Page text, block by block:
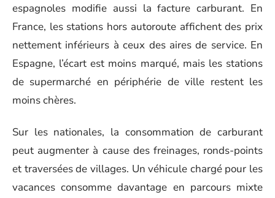
espagnoles modifie aussi la facture carburant. En
France, les stations hors autoroute affichent des prix
nettement inférieurs à ceux des aires de service. En
Espagne, l’écart est moins marqué, mais les stations
de supermarché en périphérie de ville restent les
moins chères.
Sur les nationales, la consommation de carburant
peut augmenter à cause des freinages, ronds-points
et traversées de villages. Un véhicule chargé pour les
vacances consomme davantage en parcours mixte